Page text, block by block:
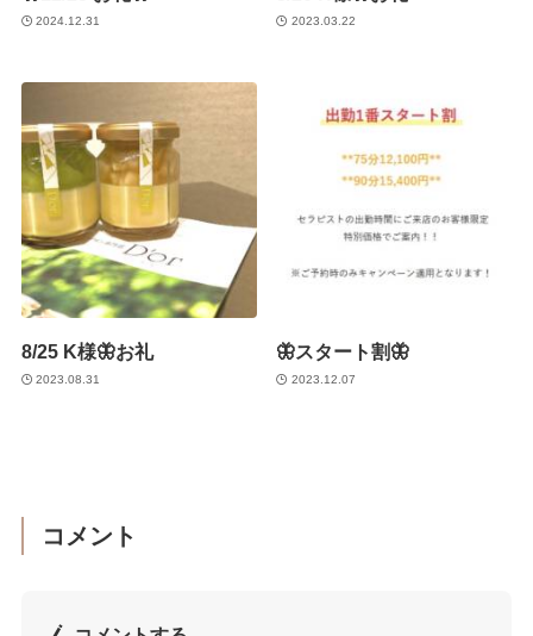
2024.12.31 2023.03.22
8/25 K様🦋お礼
2023.08.31
🦋スタート割🦋
2023.12.07
コメント